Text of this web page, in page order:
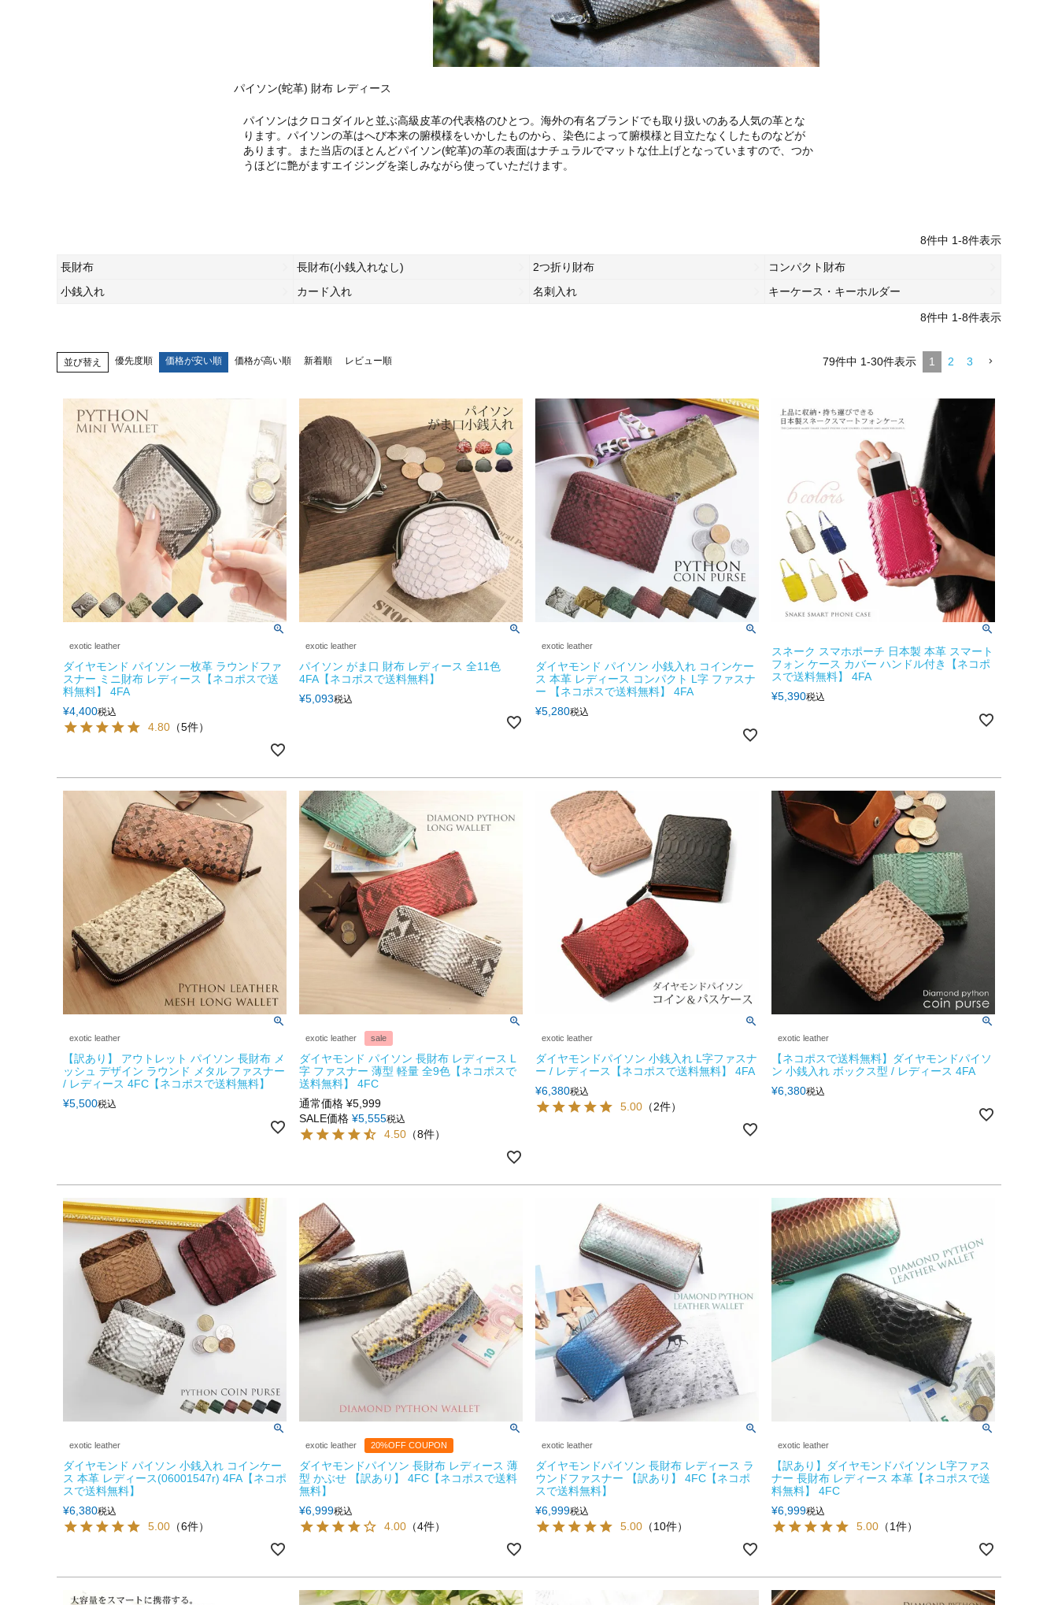
パイソン(蛇革) 財布 レディース
パイソンはクロコダイルと並ぶ高級皮革の代表格のひとつ。海外の有名ブランドでも取り扱いのある人気の革とな
ります。パイソンの革はへび本来の腑模様をいかしたものから、染色によって腑模様と目立たなくしたものなどが
あります。また当店のほとんどパイソン(蛇革)の革の表面はナチュラルでマットな仕上げとなっていますので、つか
うほどに艶がますエイジングを楽しみながら使っていただけます。
8件中 1-8件表示
長財布 長財布(小銭入れなし) 2つ折り財布
コンパクト財布
小銭入れ
カード入れ 名刺入れ キーケース・キーホルダー
8件中 1-8件表示
並び替え 優先度順 価格が安い順 価格が高い順 新着順 レビュー順 79件中 1-30件表示 1 2 3
exotic leather
ダイヤモンド パイソン 一枚革 ラウンドファ
スナー ミニ財布 レディース【ネコポスで送
料無料】 4FA
¥4,400税込
4.80 （5件）
exotic leather
パイソン がま口 財布 レディース 全11色
4FA【ネコポスで送料無料】
¥5,093税込
exotic leather
ダイヤモンド パイソン 小銭入れ コインケー
ス 本革 レディース コンパクト L字 ファスナ
ー 【ネコポスで送料無料】 4FA
¥5,280税込
スネーク スマホポーチ 日本製 本革 スマート
フォン ケース カバー ハンドル付き【ネコポ
スで送料無料】 4FA
¥5,390税込
exotic leather
【訳あり】 アウトレット パイソン 長財布 メ
ッシュ デザイン ラウンド メタル ファスナー
/ レディース 4FC【ネコポスで送料無料】
¥5,500税込
exotic leather sale
ダイヤモンド パイソン 長財布 レディース L
字 ファスナー 薄型 軽量 全9色【ネコポスで
送料無料】 4FC
通常価格 ¥5,999
SALE価格 ¥5,555税込
4.50 （8件）
exotic leather
ダイヤモンドパイソン 小銭入れ L字ファスナ
ー / レディース【ネコポスで送料無料】 4FA
¥6,380税込
5.00 （2件）
exotic leather
【ネコポスで送料無料】ダイヤモンドパイソ
ン 小銭入れ ボックス型 / レディース 4FA
¥6,380税込
exotic leather
ダイヤモンド パイソン 小銭入れ コインケー
ス 本革 レディース(06001547r) 4FA【ネコポ
スで送料無料】
¥6,380税込
5.00 （6件）
exotic leather 20%OFF COUPON
ダイヤモンドパイソン 長財布 レディース 薄
型 かぶせ 【訳あり】 4FC【ネコポスで送料
無料】
¥6,999税込
4.00 （4件）
exotic leather
ダイヤモンドパイソン 長財布 レディース ラ
ウンドファスナー 【訳あり】 4FC【ネコポ
スで送料無料】
¥6,999税込
5.00 （10件）
exotic leather
【訳あり】ダイヤモンドパイソン L字ファス
ナー 長財布 レディース 本革【ネコポスで送
料無料】 4FC
¥6,999税込
5.00 （1件）